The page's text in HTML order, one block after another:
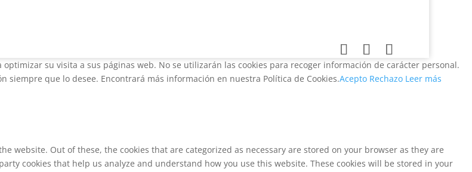
su visita a sus páginas web. No se utilizarán las cookies para recoger información de carácter personal.
que lo desee. Encontrará más información en nuestra Política de Cookies.Acepto Rechazo Leer más
website. Out of these, the cookies that are categorized as necessary are stored on your browser as they are
cookies that help us analyze and understand how you use this website. These cookies will be stored in your